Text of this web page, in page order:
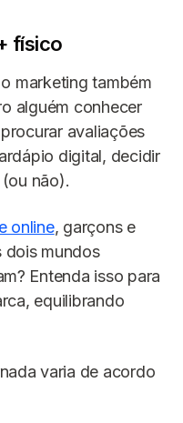
físico
marketing também
alguém conhecer
avaliações
digital, decidir
não).
online, garçons e
mundos
Entenda isso para
equilibrando
varia de acordo